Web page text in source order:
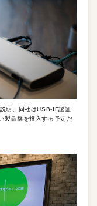
明。同社はUSB-IF認証
製品群を投入する予定だ